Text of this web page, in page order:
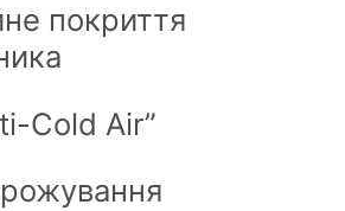
покриття
Cold Air”